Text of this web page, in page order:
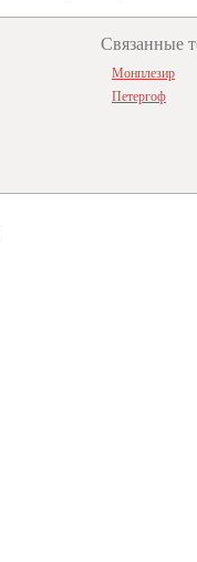
Связанные
Монплезир
Петергоф